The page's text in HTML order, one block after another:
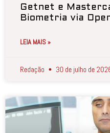
Getnet e
Biometria via
LEIA MAIS »
Redação 30 de julho de